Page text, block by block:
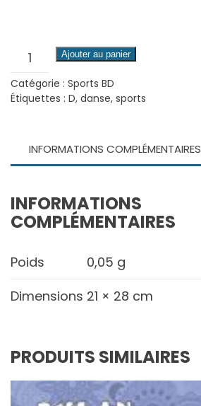
quantité
Danse
Ajouter au panier
Catégorie : Sports BD
Étiquettes : D, danse, sports
INFORMATIONS COMPLÉMENTAIRES
INFORMATIONS
COMPLÉMENTAIRES
Poids
0,05 g
Dimensions 21 × 28 cm
PRODUITS SIMILAIRES